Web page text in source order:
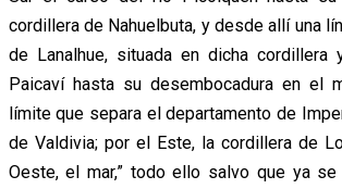
cordillera de Nahuelbuta, y desde allí una
de Lanalhue, situada en dicha
Paicaví hasta su desembocadura en el
límite que separa el departamento de
de Valdivia; por el Este, la cordillera de
Oeste, el mar,” todo ello salvo que ya